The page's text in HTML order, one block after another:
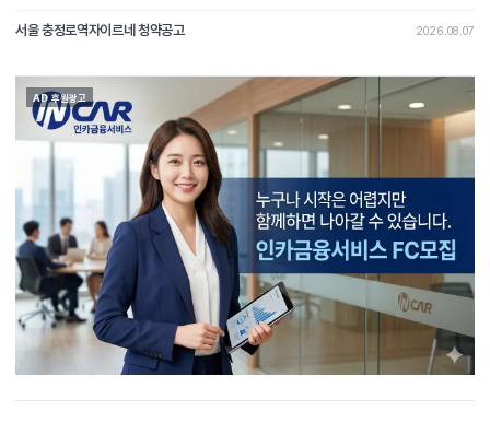
서울 충정로역자이르네 청약공고 2026.08.07
AD 후원광고